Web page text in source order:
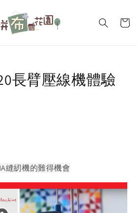
長臂壓線機體驗
縫紉機的難得機會